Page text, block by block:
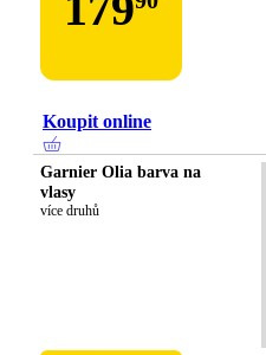
Koupit online
Garnier Olia barva na
vlasy
více druhů